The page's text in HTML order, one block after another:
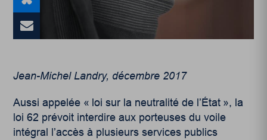
Jean-Michel Landry, décembre 2017
Aussi appelée « loi sur la neutralité de l’État », la
loi 62 prévoit interdire aux porteuses du voile
intégral l’accès à plusieurs services publics